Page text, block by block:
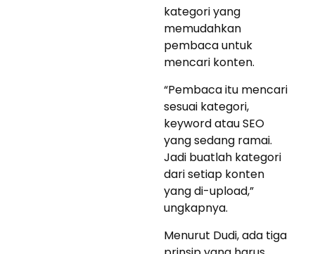
kategori yang
memudahkan
pembaca untuk
mencari konten.
“Pembaca itu mencari
sesuai kategori,
keyword atau SEO
yang sedang ramai.
Jadi buatlah kategori
dari setiap konten
yang di-upload,”
ungkapnya.
Menurut Dudi, ada tiga